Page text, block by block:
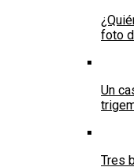
foto
Un
Tres